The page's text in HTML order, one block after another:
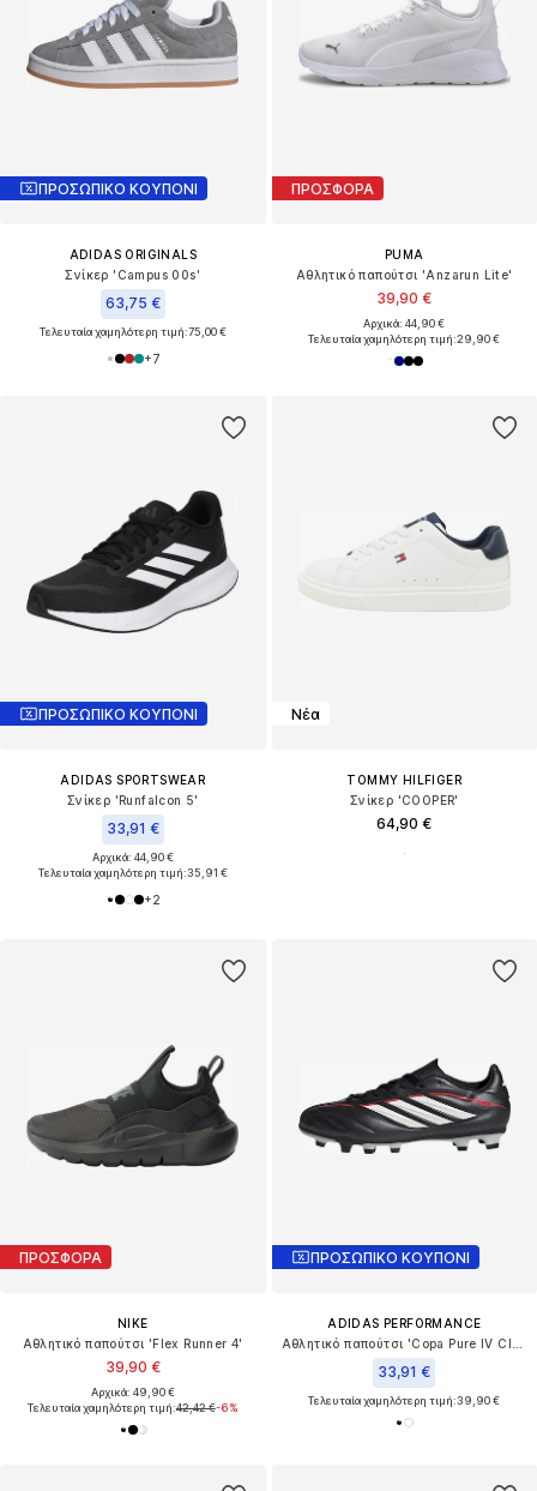
ΠΡΟΣΩΠΙΚΟ ΚΟΥΠΟΝΙ
ADIDAS ORIGINALS
Σνίκερ 'Campus 00s'
63,75 €
Τελευταία χαμηλότερη τιμή:75,00 €
+7
ΠΡΟΣΦΟΡΑ
PUMA
Αθλητικό παπούτσι 'Anzarun Lite'
39,90 €
Αρχικά: 44,90 €
Τελευταία χαμηλότερη τιμή:29,90 €
ΠΡΟΣΩΠΙΚΟ ΚΟΥΠΟΝΙ
ADIDAS SPORTSWEAR
Σνίκερ 'Runfalcon 5'
33,91 €
Αρχικά: 44,90 €
Τελευταία χαμηλότερη τιμή:35,91 €
+2
Νέα
TOMMY HILFIGER
Σνίκερ 'COOPER'
64,90 €
ΠΡΟΣΦΟΡΑ
NIKE
Αθλητικό παπούτσι 'Flex Runner 4'
39,90 €
Αρχικά: 49,90 €
Τελευταία χαμηλότερη τιμή:42,42 €-6%
ΠΡΟΣΩΠΙΚΟ ΚΟΥΠΟΝΙ
ADIDAS PERFORMANCE
33,91 €
Τελευταία χαμηλότερη τιμή:39,90 €